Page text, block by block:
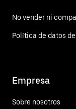
No vender ni
Política de datos
Empresa
Sobre nosotros